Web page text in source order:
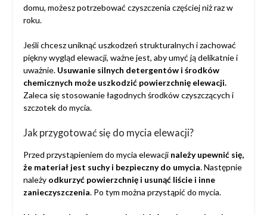
domu, możesz potrzebować czyszczenia częściej niż raz w
roku.
Jeśli chcesz uniknąć uszkodzeń strukturalnych i zachować
piękny wygląd elewacji, ważne jest, aby umyć ją delikatnie i
uważnie. Usuwanie silnych detergentów i środków
chemicznych może uszkodzić powierzchnię elewacji.
Zaleca się stosowanie łagodnych środków czyszczących i
szczotek do mycia.
Jak przygotować się do mycia elewacji?
Przed przystąpieniem do mycia elewacjinależy upewnić się,
że materiał jest suchy i bezpieczny do umycia. Następnie
należy odkurzyć powierzchnię i usunąć liście i inne
zanieczyszczenia. Po tym można przystąpić do mycia.